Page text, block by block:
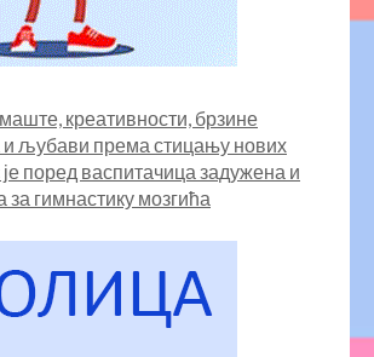
креативности, брзине
љубави према стицању нових
поред васпитачица задужена и
гимнастику мозгића